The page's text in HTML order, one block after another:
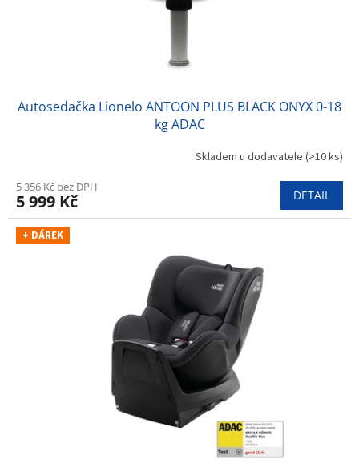
Autosedačka Lionelo ANTOON PLUS BLACK ONYX 0-18
kg ADAC
Skladem u dodavatele (>10 ks)
5 356 Kč bez DPH
5 999 Kč DETAIL
+ DÁREK